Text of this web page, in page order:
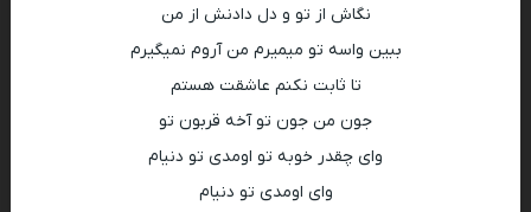
نگاش از تو و دل دادنش از من
ببین واسه تو میمیرم من آروم نمیگیرم
تا ثابت نکنم عاشقت هستم
جون من جون تو آخه قربون تو
وای چقدر خوبه تو اومدی تو دنیام
وای اومدی تو دنیام